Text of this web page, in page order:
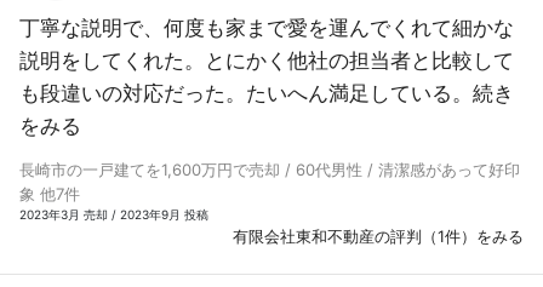
丁寧な説明で、何度も家まで愛を運んでくれて細かな
説明をしてくれた。とにかく他社の担当者と比較して
も段違いの対応だった。たいへん満足している。 続き
をみる
長崎市の一戸建てを1,600万円で売却 / 60代男性 / 清潔感があって好印
象 他7件
2023年3月 売却 / 2023年9月 投稿
有限会社東和不動産の評判（1件）をみる